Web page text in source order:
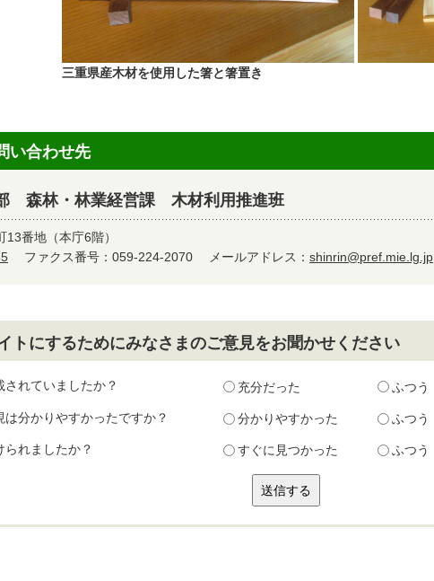
三重県産木材を使用した箸と箸置き
い合わせ先
森林・林業経営課 木材利用推進班
13番地（本庁6階）
ファクス番号：059-224-2070 メールアドレス： shinrin@pref.mie.lg.jp
トにするためにみなさまのご意見をお聞かせください
れていましたか？ 充分だった ふつう
分かりやすかったですか？ 分かりやすかった ふつう
られましたか？ すぐに見つかった ふつう